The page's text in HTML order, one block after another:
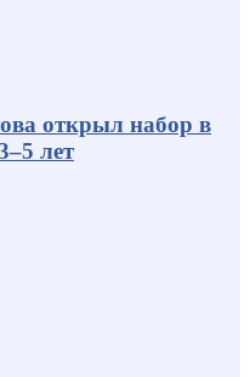
открыл набор в
лет